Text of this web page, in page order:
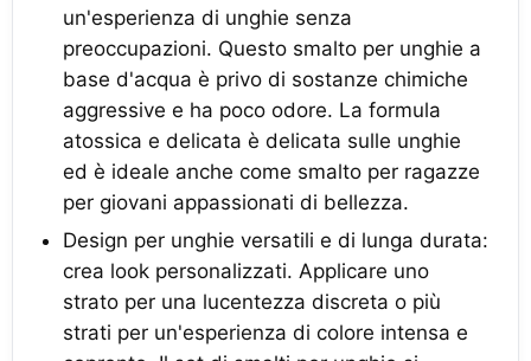
un'esperienza di unghie senza
preoccupazioni. Questo smalto per unghie a
base d'acqua è privo di sostanze chimiche
aggressive e ha poco odore. La formula
atossica e delicata è delicata sulle unghie
ed è ideale anche come smalto per ragazze
per giovani appassionati di bellezza.
Design per unghie versatili e di lunga durata:
crea look personalizzati. Applicare uno
strato per una lucentezza discreta o più
strati per un'esperienza di colore intensa e